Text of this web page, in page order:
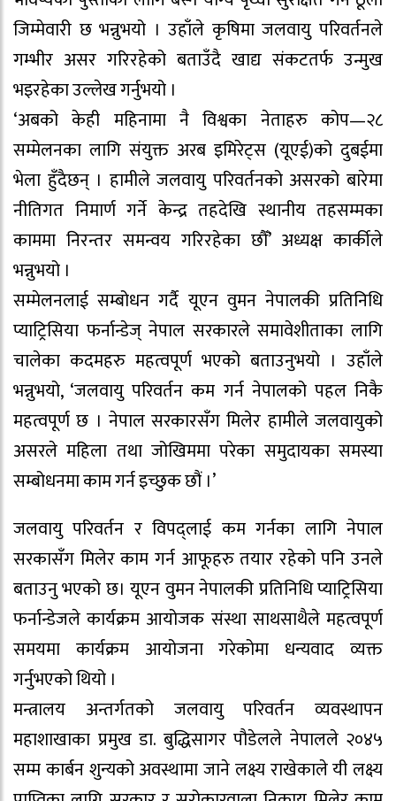
जिम्मेवारी छ भन्नुभयो । उहाँले कृषिमा जलवायु परिवर्तनले
गम्भीर असर गरिरहेको बताउँदै खाद्य संकटतर्फ उन्मुख
भइरहेका उल्लेख गर्नुभयो ।
‘अबको केही महिनामा नै विश्वका नेताहरु कोप—२८
सम्मेलनका लागि संयुक्त अरब इमिरेट्स (यूएई)को दुबईमा
भेला हुँदैछन् । हामीले जलवायु परिवर्तनको असरको बारेमा
नीतिगत निमार्ण गर्ने केन्द्र तहदेखि स्थानीय तहसम्मका
काममा निरन्तर समन्वय गरिरहेका छौँ’ अध्यक्ष कार्कीले
भन्नुभयो ।
सम्मेलनलाई सम्बोधन गर्दै यूएन वुमन नेपालकी प्रतिनिधि
प्याट्रिसिया फर्नान्डेज् नेपाल सरकारले समावेशीताका लागि
चालेका कदमहरु महत्वपूर्ण भएको बताउनुभयो । उहाँले
भन्नुभयो, ‘जलवायु परिवर्तन कम गर्न नेपालको पहल निकै
महत्वपूर्ण छ । नेपाल सरकारसँग मिलेर हामीले जलवायुको
असरले महिला तथा जोखिममा परेका समुदायका समस्या
सम्बोधनमा काम गर्न इच्छुक छौं ।’
जलवायु परिवर्तन र विपद्लाई कम गर्नका लागि नेपाल
सरकासँग मिलेर काम गर्न आफूहरु तयार रहेको पनि उनले
बताउनु भएको छ। यूएन वुमन नेपालकी प्रतिनिधि प्याट्रिसिया
फर्नान्डेजले कार्यक्रम आयोजक संस्था साथसाथैले महत्वपूर्ण
समयमा कार्यक्रम आयोजना गरेकोमा धन्यवाद व्यक्त
गर्नुभएको थियो ।
मन्त्रालय अन्तर्गतको जलवायु परिवर्तन व्यवस्थापन
महाशाखाका प्रमुख डा. बुद्धिसागर पौडेलले नेपालले २०४५
सम्म कार्बन शुन्यको अवस्थामा जाने लक्ष्य राखेकाले यी लक्ष्य